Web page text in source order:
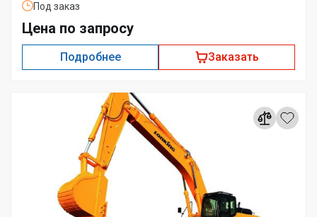
Под заказ
Цена по запросу
Подробнее Заказать